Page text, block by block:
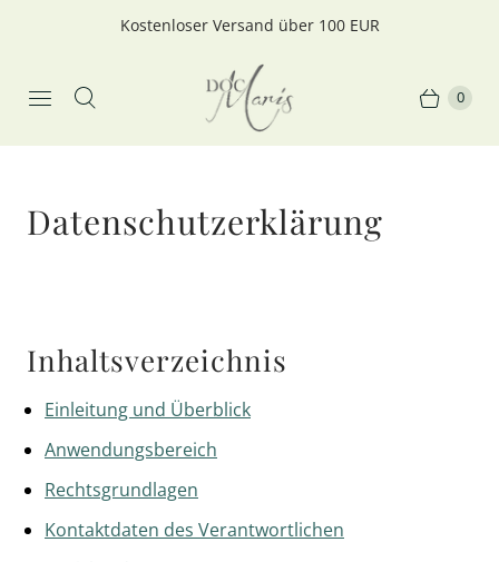
Kostenloser Versand über 100 EUR
0
Datenschutzerklärung
Inhaltsverzeichnis
Einleitung und Überblick
Anwendungsbereich
Rechtsgrundlagen
Kontaktdaten des Verantwortlichen